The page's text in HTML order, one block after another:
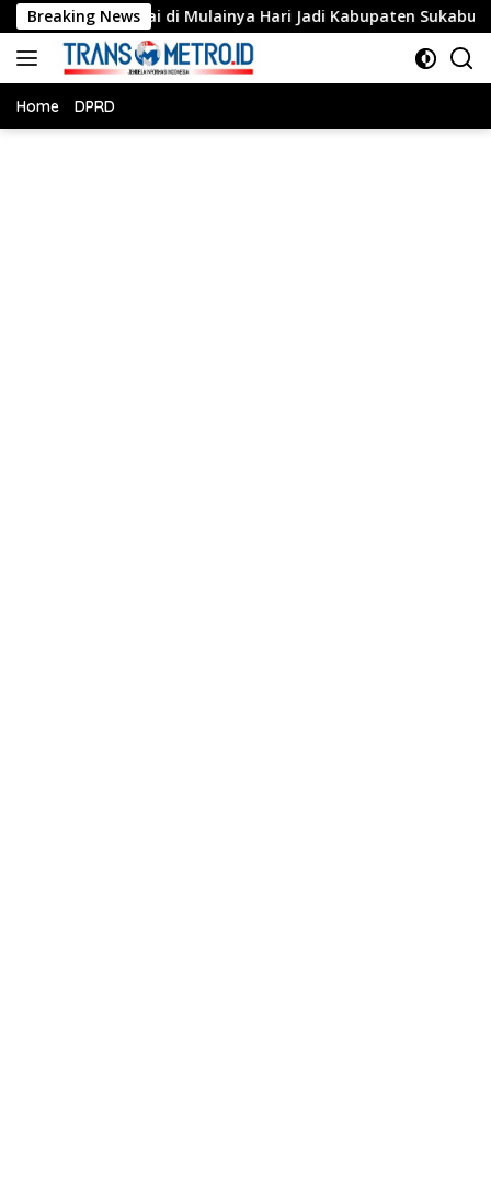
Langsung
ke
konten
Breaking News
di Mulainya Hari Jadi Kabupaten Sukabumi ke-156.
Home DPRD